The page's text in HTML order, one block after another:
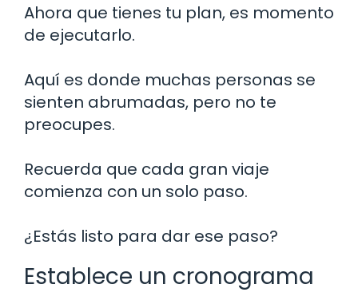
Ahora que tienes tu plan, es momento
de ejecutarlo.
Aquí es donde muchas personas se
sienten abrumadas, pero no te
preocupes.
Recuerda que cada gran viaje
comienza con un solo paso.
¿Estás listo para dar ese paso?
Establece un cronograma